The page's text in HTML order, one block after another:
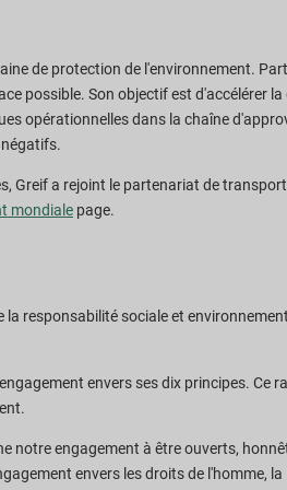
de protection de l'environnement.
possible. Son objectif est d'accélérer
opérationnelles dans la chaîne
Greif a rejoint le partenariat de
mondiale page.
responsabilité sociale et
envers ses dix principes. Ce
notre engagement à être ouverts,
envers les droits de l'homme,